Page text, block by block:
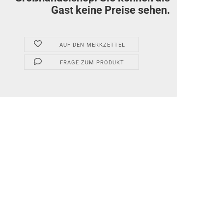
Gast keine Preise sehen.
AUF DEN MERKZETTEL
FRAGE ZUM PRODUKT